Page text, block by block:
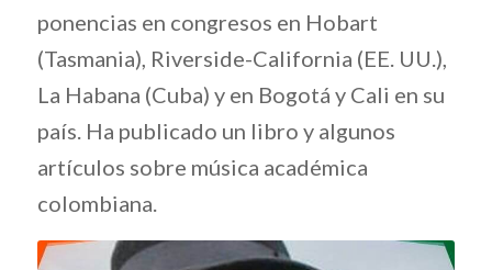
ponencias en congresos en Hobart
(Tasmania), Riverside-California (EE. UU.),
La Habana (Cuba) y en Bogotá y Cali en su
país. Ha publicado un libro y algunos
artículos sobre música académica
colombiana.